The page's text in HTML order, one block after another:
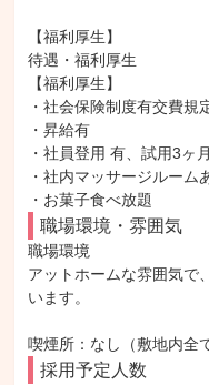
【福利厚生】
待遇・福利厚生
【福利厚生】
・社会保険制度有交費規
・昇給有
・社員登用 有、試用3ヶ
・社内マッサージルーム
・お菓子食べ放題
職場環境・雰囲気
職場環境
アットホームな雰囲気で
います。
喫煙所：なし（敷地内全
採用予定人数